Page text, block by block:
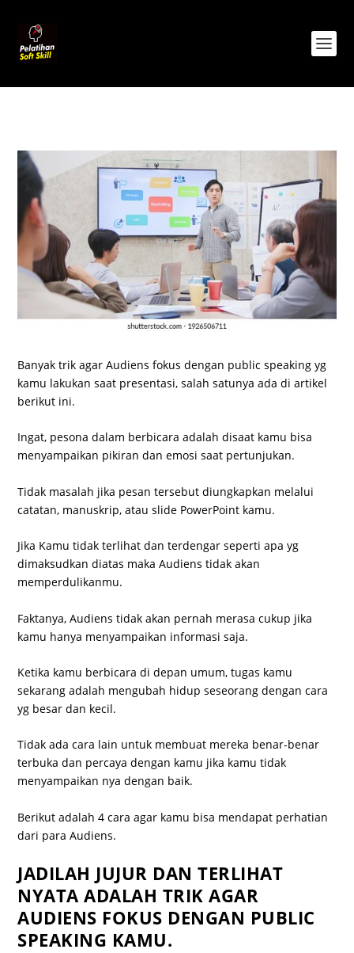
Banyak trik agar Audiens fokus dengan public speaking yg
kamu lakukan saat presentasi, salah satunya ada di artikel
berikut ini.
Ingat, pesona dalam berbicara adalah disaat kamu bisa
menyampaikan pikiran dan emosi saat pertunjukan.
Tidak masalah jika pesan tersebut diungkapkan melalui
catatan, manuskrip, atau slide PowerPoint kamu.
Jika Kamu tidak terlihat dan terdengar seperti apa yg
dimaksudkan diatas maka Audiens tidak akan
memperdulikanmu.
Faktanya, Audiens tidak akan pernah merasa cukup jika
kamu hanya menyampaikan informasi saja.
Ketika kamu berbicara di depan umum, tugas kamu
sekarang adalah mengubah hidup seseorang dengan cara
yg besar dan kecil.
Tidak ada cara lain untuk membuat mereka benar-benar
terbuka dan percaya dengan kamu jika kamu tidak
menyampaikan nya dengan baik.
Berikut adalah 4 cara agar kamu bisa mendapat perhatian
dari para Audiens.
JADILAH JUJUR DAN TERLIHAT
NYATA ADALAH TRIK AGAR
AUDIENS FOKUS DENGAN PUBLIC
SPEAKING KAMU.